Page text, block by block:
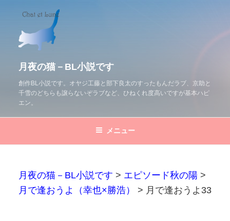
月夜の猫－BL小説です
創作BL小説です。オヤジ工藤と部下良太のすったもんだラブ、京助と
千雪のどちらも譲らないぞラブなど、ひねくれ度高いですが基本ハピ
エン。
メニュー
月夜の猫－BL小説です > エピソード秋の陽 >
月で逢おうよ（幸也×勝浩）
> 月で逢おうよ33